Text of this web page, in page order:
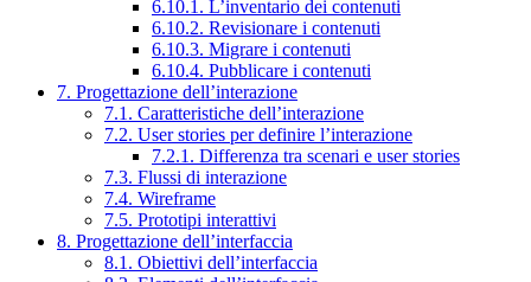
6.10.1. L’inventario dei contenuti
6.10.2. Revisionare i contenuti
6.10.3. Migrare i contenuti
6.10.4. Pubblicare i contenuti
7. Progettazione dell’interazione
7.1. Caratteristiche dell’interazione
7.2. User stories per definire l’interazione
7.2.1. Differenza tra scenari e user stories
7.3. Flussi di interazione
7.4. Wireframe
7.5. Prototipi interattivi
8. Progettazione dell’interfaccia
8.1. Obiettivi dell’interfaccia